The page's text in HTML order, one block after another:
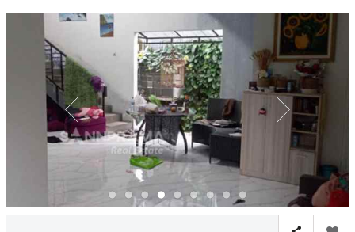
Untuk hasil simulasi
pada kotak-